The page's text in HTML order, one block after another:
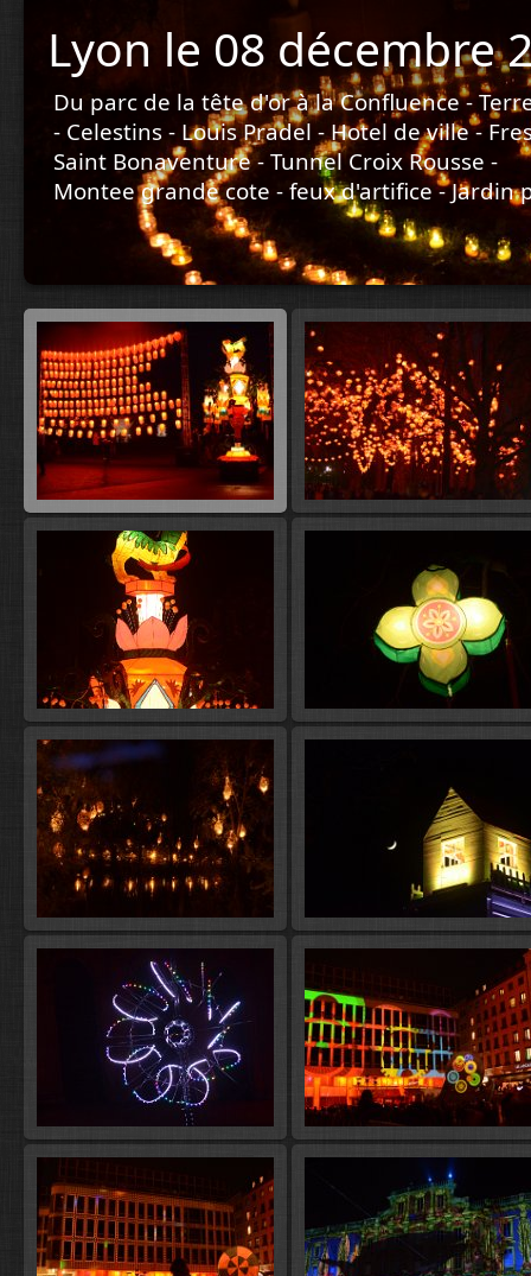
Lyon le 08 décembre
Du parc de la tête d'or à la Confluence -
- Celestins - Louis Pradel - Hotel de ville -
Saint Bonaventure - Tunnel Croix Rousse -
Montee grande cote - feux d'artifice - Jardin